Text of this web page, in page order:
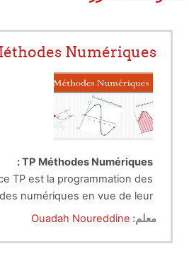
Numériques
TP Méthodes Numériques :
TP est la programmation des
numériques en vue de leur
dans le domaine des calculs
scientifique (Matlab).
معلم: Ouadah Noureddine